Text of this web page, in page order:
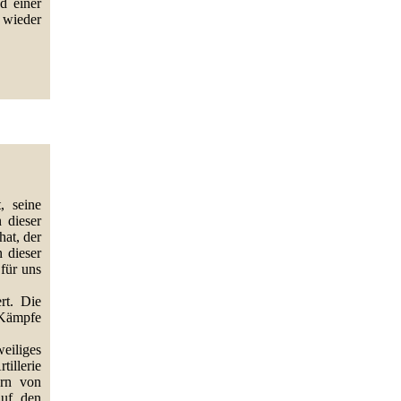
einer
wieder
seine
dieser
der
dieser
uns
Die
von